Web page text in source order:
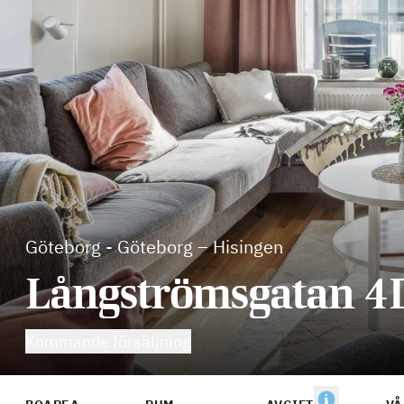
Göteborg-Göteborg – Hisingen
Långströmsgatan